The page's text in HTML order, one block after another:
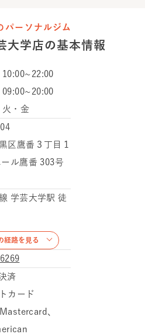
パーソナルジム
大学店の基本情報
10:00~22:00
09:00~20:00
火・金
区鷹番３丁目１
ル鷹番 303号
学芸大学駅 徒
経路を見る
済
カード
、